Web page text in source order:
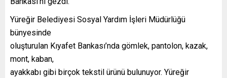
Yüreğir Belediyesi Sosyal Yardım İşleri Müdürlüğü
bünyesinde
oluşturulan Kıyafet Bankası’nda gömlek, pantolon, kazak,
mont, kaban,
ayakkabı gibi birçok tekstil ürünü bulunuyor. Yüreğir